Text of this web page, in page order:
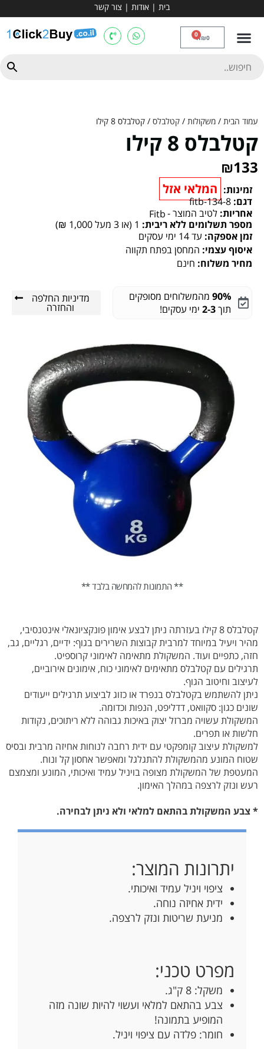
בית | אודות | צור קשר
₪0
0
עמוד הבית / משקולות / קטלבלס / קטלבלס 8 קילו
קטלבלס 8 קילו
₪133
זמינות: המלאי אזל
דגם: fitb-134-8
אחריות: לטיב המוצר -Fitb
מספר תשלומים ללא ריבית: 1 (או 3 מעל 1,000 ₪)
זמן אספקה: עד 14 ימי עסקים
איסוף עצמי: המחסן בפתח תקווה
מחיר משלוח: חינם
90% מהמשלוחים מסופקים
תוך2-3 ימי עסקים!
מדיניות החלפה
והחזרה
** התמונות להמחשה בלבד **
קטלבלס 8 קילו בעזרתה ניתן לבצע אימון פונקציונאלי אינטנסיבי,
מהיר ויעיל במיוחד למרבית קבוצות השרירים בגוף: ידיים, רגליים, גב,
חזה, כתפיים ועוד. המשקולת מתאימה לאימוני קרוספיט.
תרגילים עם קטלבלס מתאימים לאימוני כוח, אימונים אירוביים,
לעיצוב וחיטוב הגוף.
ניתן להשתמש בקטלבלס בנפרד או כזוג לביצוע תרגילים ייעודים
שונים כגון: סקוואט, דדליפט, הנפות וכדומה.
המשקולת עשויה מברזל יצוק באיכות גבוהה ללא ריתוכים, נקודות
חלשות או תפרים.
למשקולת עיצוב קומפקטי עם ידית רחבה לנוחות אחיזה מרבית ובסיס
שטוח המונע מהמשקולת להתגלגל ומאפשר אחסון קל ונוח.
המעטפת של המשקולת מצופה בויניל עמיד ואיכותי, המונע ומצמצם
רעש ונזק לרצפה במהלך האימון.
* צבע המשקולת בהתאם למלאי ולא ניתן לבחירה.
יתרונות המוצר:
ציפוי ויניל עמיד ואיכותי.
ידית אחיזה נוחה.
מניעת שריטות ונזק לרצפה.
מפרט טכני:
משקל: 8 ק"ג.
צבע בהתאם למלאי ועשוי להיות שונה מזה
המופיע בתמונה!
חומר: פלדה עם ציפוי ויניל.